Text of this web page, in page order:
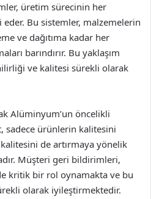
üretim sürecinin her
Bu sistemler, malzemelerin
ve dağıtıma kadar her
barındırır. Bu yaklaşım
ve kalitesi sürekli olarak
Alüminyum’un öncelikli
sadece ürünlerin kalitesini
de artırmaya yönelik
Müşteri geri bildirimleri,
kritik bir rol oynamakta ve bu
olarak iyileştirmektedir.